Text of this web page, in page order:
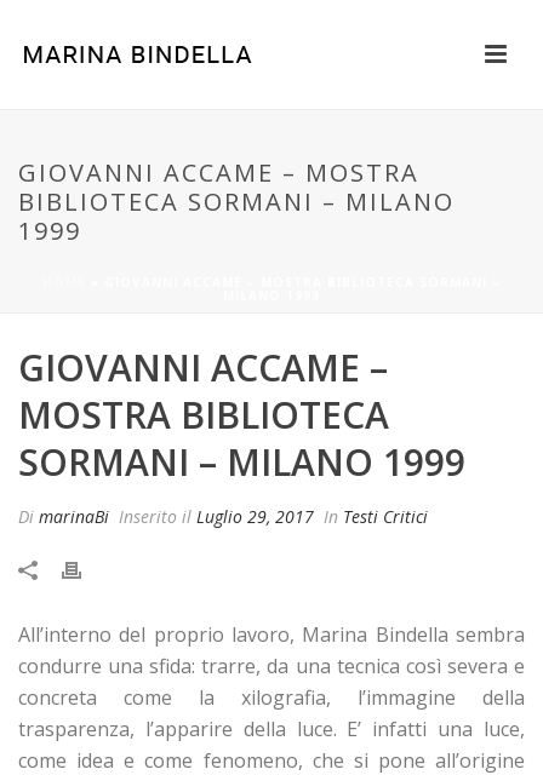
GIOVANNI ACCAME – MOSTRA
BIBLIOTECA SORMANI – MILANO
1999
GIOVANNI ACCAME –
MOSTRA BIBLIOTECA
SORMANI – MILANO 1999
Di marinaBi Inserito il Luglio 29, 2017 In Testi Critici
All’interno del proprio lavoro, Marina Bindella sembra
condurre una sfida: trarre, da una tecnica così severa e
concreta come la xilografia, l’immagine della
trasparenza, l’apparire della luce. E’ infatti una luce,
come idea e come fenomeno, che si pone all’origine